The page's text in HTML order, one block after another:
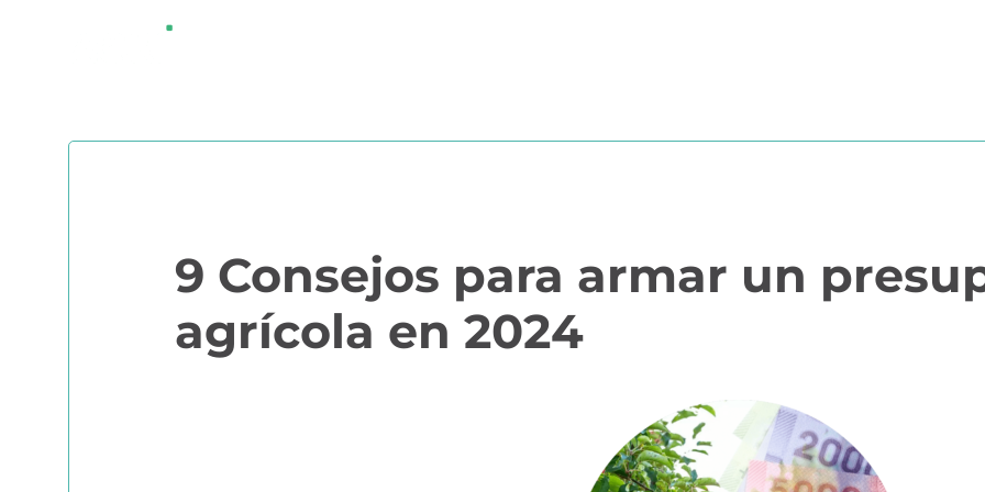
9 Consejos para armar un
agrícola en 2024